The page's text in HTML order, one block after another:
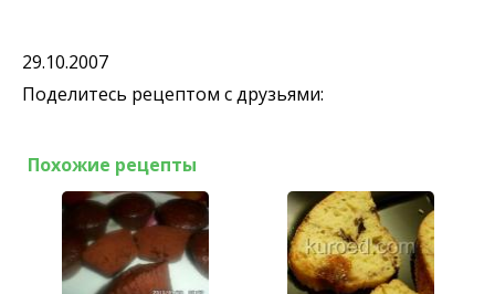
29.10.2007
Поделитесь рецептом с друзьями:
Похожие рецепты